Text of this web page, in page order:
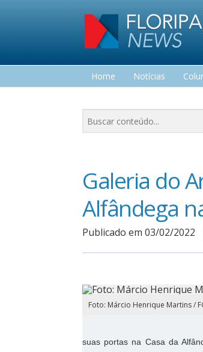
Home Notícias
Galeria do
Alfândega
Publicado em 03/02/2022
Foto: Márcio Henrique Martins /
suas portas na Casa da